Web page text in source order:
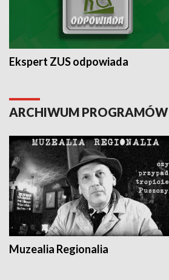
Ekspert ZUS odpowiada
ARCHIWUM PROGRAMÓW
Muzealia Regionalia